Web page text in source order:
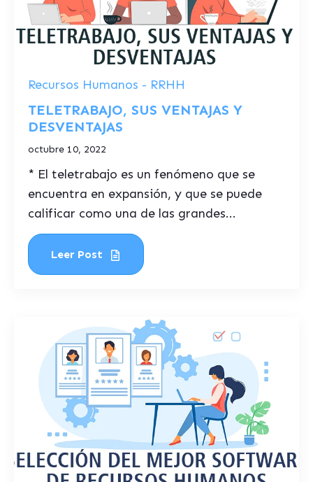
Recursos Humanos - RRHH
TELETRABAJO, SUS VENTAJAS Y
DESVENTAJAS
octubre 10, 2022
* El teletrabajo es un fenómeno que se
encuentra en expansión, y que se puede
calificar como una de las grandes...
Leer Post